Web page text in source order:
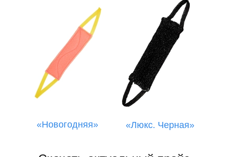
«Новогодняя» «Люкс. Черная»